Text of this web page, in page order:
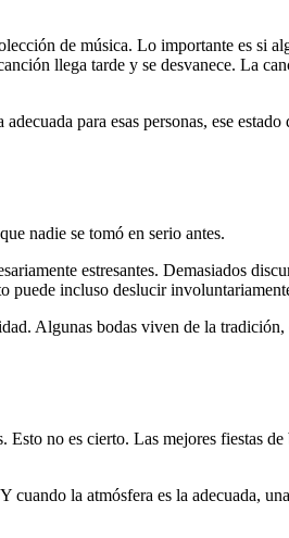
de música. Lo importante es si
llega tarde y se desvanece. La
para esas personas, ese
nadie se tomó en serio antes.
estresantes. Demasiados
incluso deslucir
Algunas bodas viven de la
no es cierto. Las mejores fiestas
la atmósfera es la adecuada,